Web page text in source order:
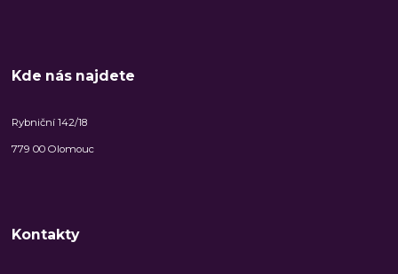
Kde nás najdete
Rybniční 142/18
779 00 Olomouc
Kontakty